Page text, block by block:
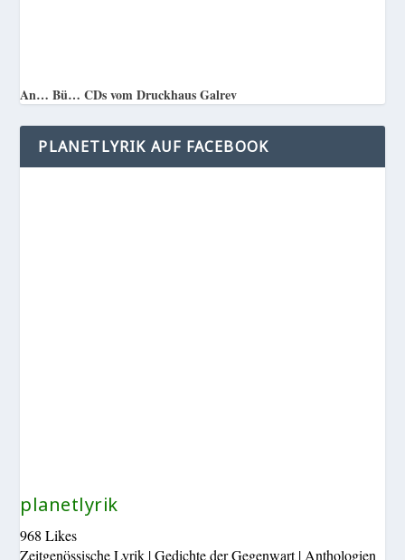
An… Bü… CDs vom Druckhaus Galrev
PLANETLYRIK AUF FACEBOOK
planetlyrik
968 Likes
Zeitgenössische Lyrik | Gedichte der Gegenwart | Anthologien